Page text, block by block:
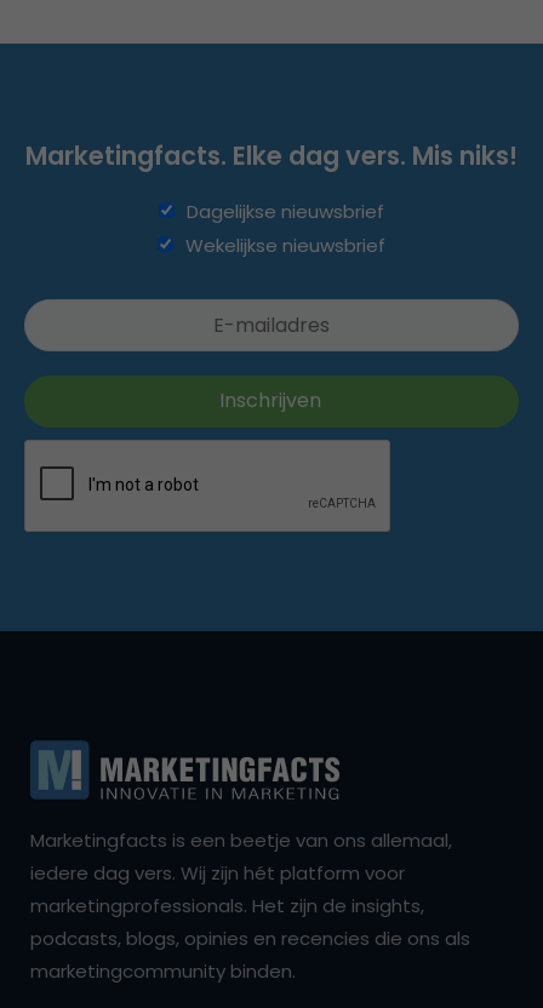
Marketingfacts. Elke dag vers. Mis niks!
Dagelijkse nieuwsbrief
Wekelijkse nieuwsbrief
Marketingfacts is een beetje van ons allemaal,
iedere dag vers. Wij zijn hét platform voor
marketingprofessionals. Het zijn de insights,
podcasts, blogs, opinies en recencies die ons als
marketingcommunity binden.